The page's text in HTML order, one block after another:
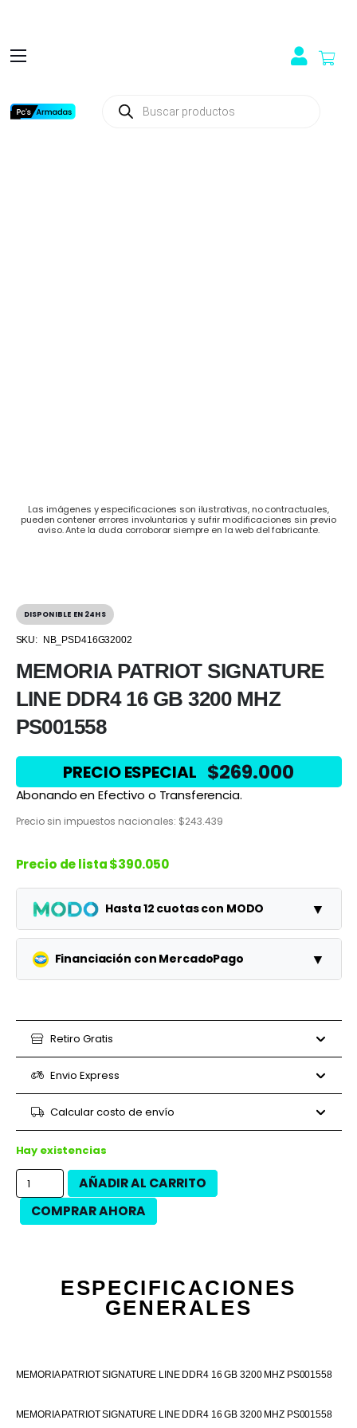
productos
Las imágenes y especificaciones son ilustrativas, no contractuales,
pueden contener errores involuntarios y sufrir modificaciones sin previo
aviso. Ante la duda corroborar siempre en la web del fabricante.
DISPONIBLE EN 24HS
SKU: NB_PSD416G32002
MEMORIA PATRIOT SIGNATURE
LINE DDR4 16 GB 3200 MHZ
PS001558
PRECIO ESPECIAL $269.000
Abonando en Efectivo o Transferencia.
Precio sin impuestos nacionales: $243.439
Precio de lista$390.050
Hasta 12 cuotas con MODO ▼
Planes Cuota Total
3 cuotas $130.017 $390.050
6 cuotas $65.008 $390.050
12 cuotas $390.050
Financiación con MercadoPago ▼
3 cuotas $336.250
6 cuotas $368.530
9 cuotas
Retiro Gratis
Envio Express
Calcular costo de envío
Hay existencias
AÑADIR AL CARRITO
COMPRAR AHORA
ESPECIFICACIONES
GENERALES
MEMORIA PATRIOT SIGNATURE LINE DDR4 16 GB 3200 MHZ PS001558
MEMORIA PATRIOT SIGNATURE LINE DDR4 16 GB 3200 MHZ PS001558